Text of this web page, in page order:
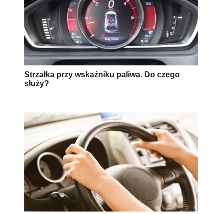
Strzałka przy wskaźniku paliwa. Do czego
służy?